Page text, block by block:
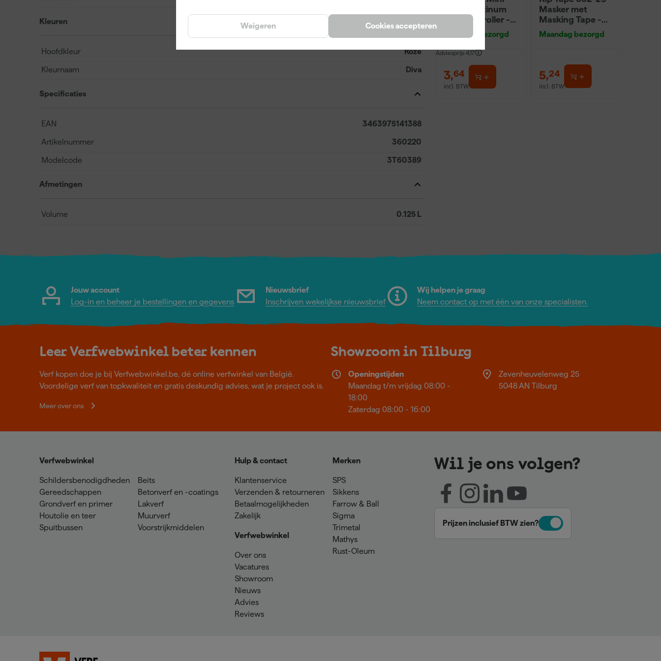
Cookies accepteren
Weigeren
Kleuren
Hoofdkleur Roze
Kleurnaam Diva
Specificaties
EAN 3463975141388
Artikelnummer 360220
Modelcode 3T60389
Afmetingen
Volume 0.125 L
Antex Platinum
Muurverfroller -
Maandag bezorgd
Adviesprijs 4,17
3,64
incl. BTW
Masker met
Masking Tape -
0,55 x 33m
Maandag bezorgd
5,24
incl. BTW
Jouw account
Log-in en beheer je bestellingen en gegevens
Nieuwsbrief
Inschrijven wekelijkse nieuwsbrief
Wij helpen je graag
Neem contact op met één van onze specialisten.
Leer Verfwebwinkel beter kennen
Verf kopen doe je bij Verfwebwinkel.be, dé online verfwinkel van België.
Voordelige verf van topkwaliteit en gratis deskundig advies, wat je project ook is.
Meer over ons
Showroom in Tilburg
Openingstijden
Maandag t/m vrijdag 08:00 -
18:00
Zaterdag 08:00 - 16:00
Zevenheuvelenweg 25
5048 AN Tilburg
Verfwebwinkel
Schildersbenodigdheden
Gereedschappen
Grondverf en primer
Houtolie en teer
Spuitbussen
Beits
Betonverf en -coatings
Lakverf
Muurverf
Voorstrijkmiddelen
Hulp & contact
Klantenservice
Verzenden & retourneren
Betaalmogelijkheden
Zakelijk
Verfwebwinkel
Over ons
Vacatures
Showroom
Nieuws
Advies
Reviews
Merken
SPS
Sikkens
Farrow & Ball
Sigma
Trimetal
Mathys
Rust-Oleum
Wil je ons volgen?
Prijzen inclusief BTW zien?